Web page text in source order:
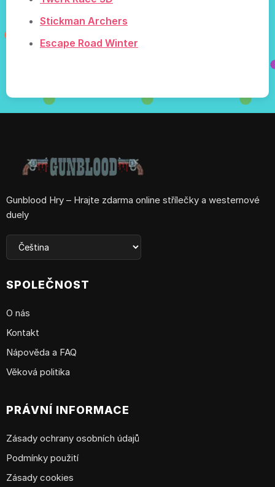
Stickman Archers
Escape Road Winter
Gunblood Hry – Hrajte zdarma online střílečky a westernové
duely
SPOLEČNOST
O nás
Kontakt
Nápověda a FAQ
Věková politika
PRÁVNÍ INFORMACE
Zásady ochrany osobních údajů
Podmínky použití
Zásady cookies